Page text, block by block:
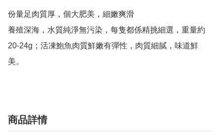
份量足肉質厚，個大肥美，細嫩爽滑
養殖深海，水質純淨無污染，每隻都係精挑細選，重量約
20-24g；活凍鮑魚肉質鮮嫩有彈性，肉質細膩，味道鮮
美。
商品詳情